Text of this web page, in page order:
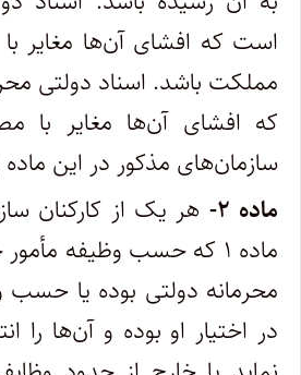
است که افشای آن‌ها مغایر
مملکت باشد. ‌اسناد دولتی
که افشای آن‌ها مغایر با
سازمان‌های مذکور در این ماده
ماده ۲-
هر یک از کارکنان
ماده ۱ که حسب وظیفه
محرمانه دولتی بوده یا حسب
در اختیار او بوده و آن‌ها را